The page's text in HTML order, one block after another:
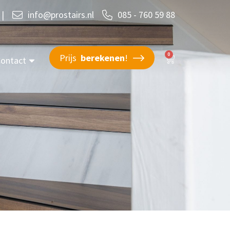
| info@prostairs.nl 085 - 760 59 88
Prijs berekenen! 0